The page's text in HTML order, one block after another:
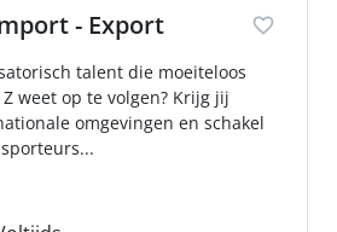
- Export
talent die moeiteloos
weet op te volgen? Krijg jij
omgevingen en schakel